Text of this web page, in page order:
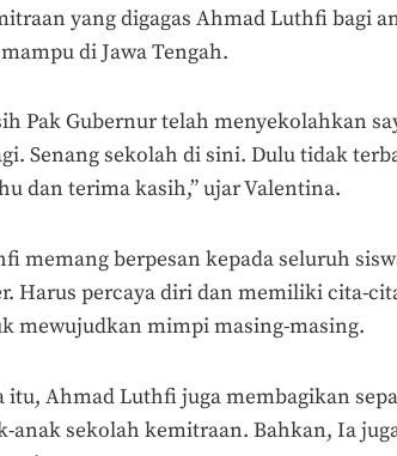
yang digagas Ahmad Luthfi bagi
di Jawa Tengah.
Pak Gubernur telah menyekolahkan
Senang sekolah di sini. Dulu tidak
dan terima kasih,” ujar Valentina.
memang berpesan kepada seluruh
Harus percaya diri dan memiliki cita-
mewujudkan mimpi masing-masing.
itu, Ahmad Luthfi juga membagikan
anak sekolah kemitraan. Bahkan, Ia